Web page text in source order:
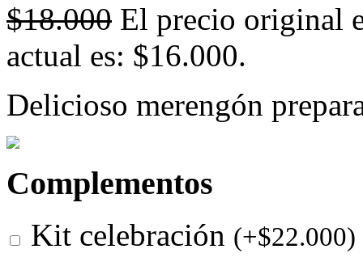
$18.000 El precio original
actual es: $16.000.
Delicioso merengón
Complementos
Kit celebración (+$22.000)